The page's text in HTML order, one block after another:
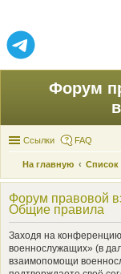
Форум
Ссылки FAQ
На главную
Форум правовой
Общие правила
Заходя на
военнослужащих» (в
взаимопомощи